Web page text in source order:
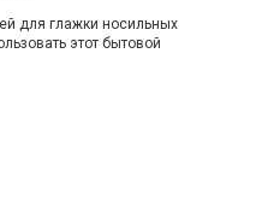
для глажки носильных
этот бытовой